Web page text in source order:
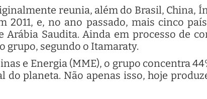
reunia, além do Brasil, China,
2011, e, no ano passado, mais cinco
Arábia Saudita. Ainda em processo de
grupo, segundo o Itamaraty.
e Energia (MME), o grupo concentra
do planeta. Não apenas isso, hoje